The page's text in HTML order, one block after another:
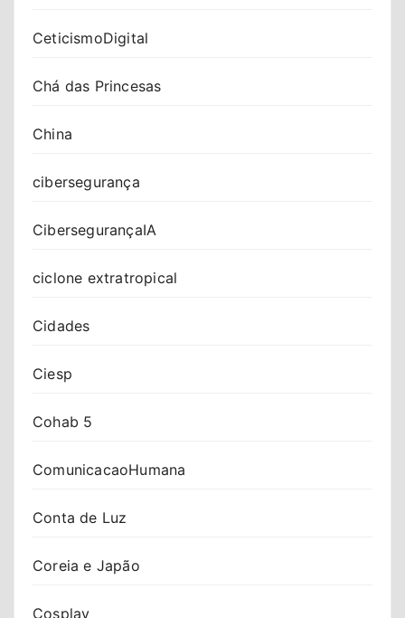
CeticismoDigital
Chá das Princesas
China
cibersegurança
CibersegurançaIA
ciclone extratropical
Cidades
Ciesp
Cohab 5
ComunicacaoHumana
Conta de Luz
Coreia e Japão
Cosplay